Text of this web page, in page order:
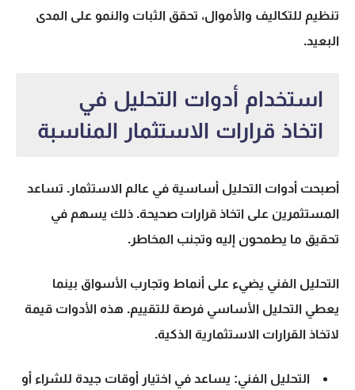
تنظيم للتكاليف والأموال، تحقق الثبات والنمو على المدى
البعيد.
استخدام أدوات التحليل في
اتخاذ قرارات الاستثمار المناسبة
أصبحت أدوات التحليل أساسية في عالم الاستثمار. تساعد
المستثمرين على اتخاذ قرارات صحيحة. ذلك يسهم في
تحقيق ما يطمحون إليه وتجنب المخاطر.
التحليل الفني يضيء على أنماط وتجارب الأسواق بينما
يعطي التحليل الأساسي فرصة للتقييم. هذه الأدوات قيمة
لاتخاذ القرارات الاستثمارية الذكية.
التحليل الفني: يساعد في اختيار أوقات جيدة للشراء أو